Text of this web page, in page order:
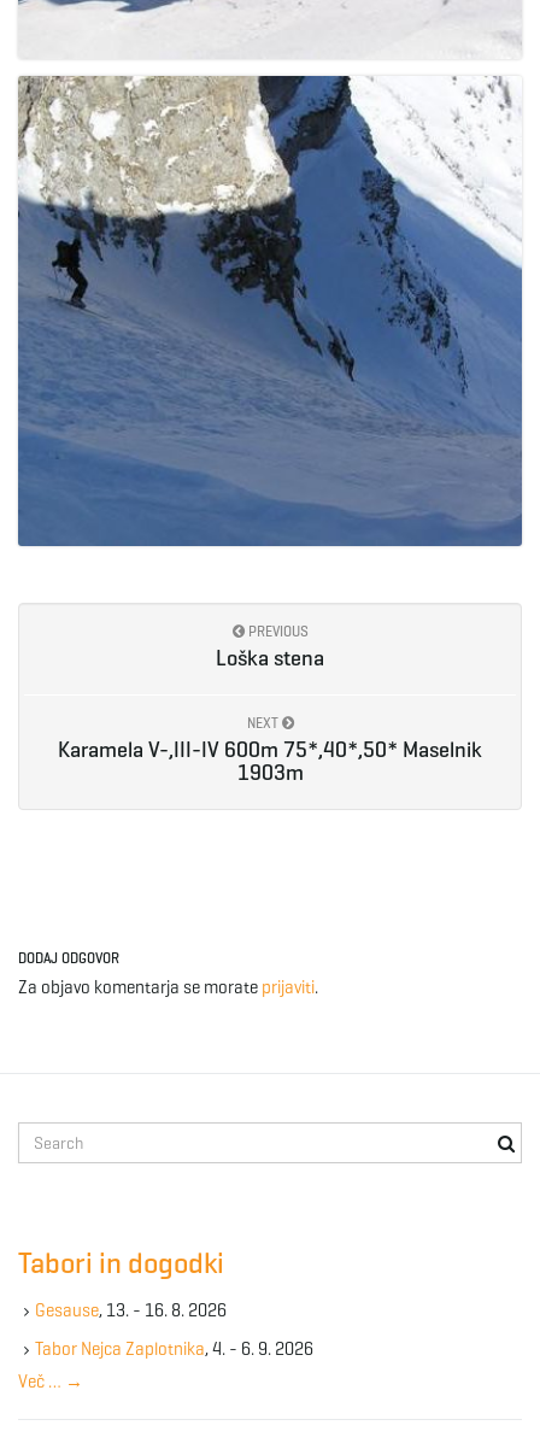
PREVIOUS
Loška stena
NEXT
Karamela V-,III-IV 600m 75*,40*,50* Maselnik
1903m
DODAJ ODGOVOR
Za objavo komentarja se morate prijaviti.
e
e
y
w
r
Tabori in dogodki
Gesause, 13. - 16. 8. 2026
Tabor Nejca Zaplotnika, 4. - 6. 9. 2026
Več … →